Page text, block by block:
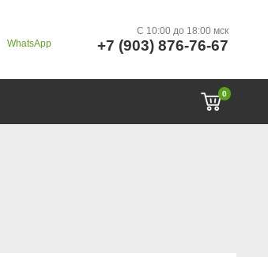
WhatsApp
C 10:00 до 18:00 мск
+7 (903) 876-76-67
0